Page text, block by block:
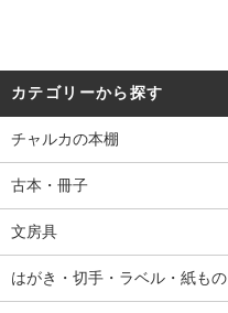
カテゴリーから探す
チャルカの本棚
古本・冊子
文房具
はがき・切手・ラベル・紙もの